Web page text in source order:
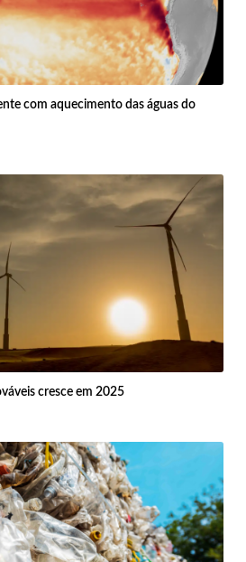
com aquecimento das águas do
cresce em 2025